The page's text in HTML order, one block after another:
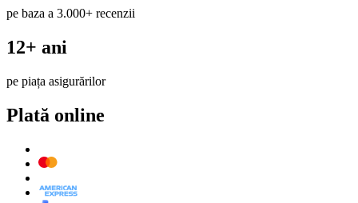
pe baza a 3.000+ recenzii
12+ ani
pe piața asigurărilor
Plată online